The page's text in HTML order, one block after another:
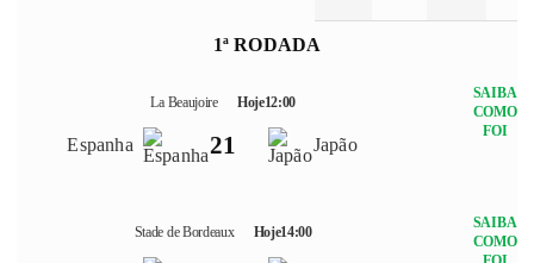
1ª RODADA
La Beaujoire Hoje12:00
Espanha 21 Japão
SAIBA
COMO
FOI
Stade de Bordeaux Hoje14:00
SAIBA
COMO